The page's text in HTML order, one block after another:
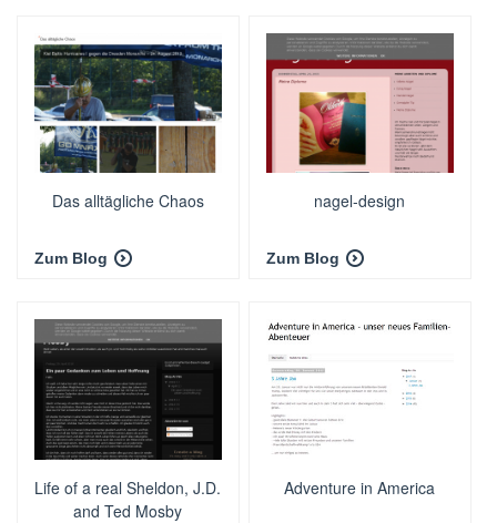
Das alltägliche Chaos
Zum Blog
nagel-design
Zum Blog
Life of a real Sheldon, J.D.
and Ted Mosby
Adventure in America